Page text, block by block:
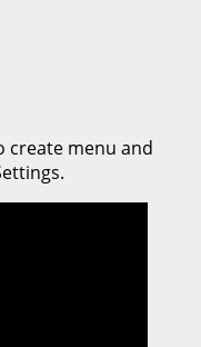
create menu and